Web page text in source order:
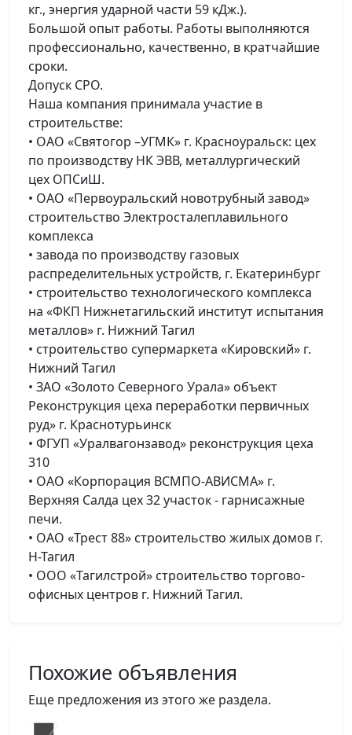
кг., энергия ударной части 59 кДж.).
Большой опыт работы. Работы выполняются
профессионально, качественно, в кратчайшие
сроки.
Допуск СРО.
Наша компания принимала участие в
строительстве:
• ОАО «Святогор –УГМК» г. Красноуральск: цех
по производству НК ЭВВ, металлургический
цех ОПСиШ.
• ОАО «Первоуральский новотрубный завод»
строительство Электросталеплавильного
комплекса
• завода по производству газовых
распределительных устройств, г. Екатеринбург
• строительство технологического комплекса
на «ФКП Нижнетагильский институт испытания
металлов» г. Нижний Тагил
• строительство супермаркета «Кировский» г.
Нижний Тагил
• ЗАО «Золото Северного Урала» объект
Реконструкция цеха переработки первичных
руд» г. Краснотурьинск
• ФГУП «Уралвагонзавод» реконструкция цеха
310
• ОАО «Корпорация ВСМПО-АВИСМА» г.
Верхняя Салда цех 32 участок - гарнисажные
печи.
• ОАО «Трест 88» строительство жилых домов г.
Н-Тагил
• ООО «Тагилстрой» строительство торгово-
офисных центров г. Нижний Тагил.
Похожие объявления
Еще предложения из этого же раздела.